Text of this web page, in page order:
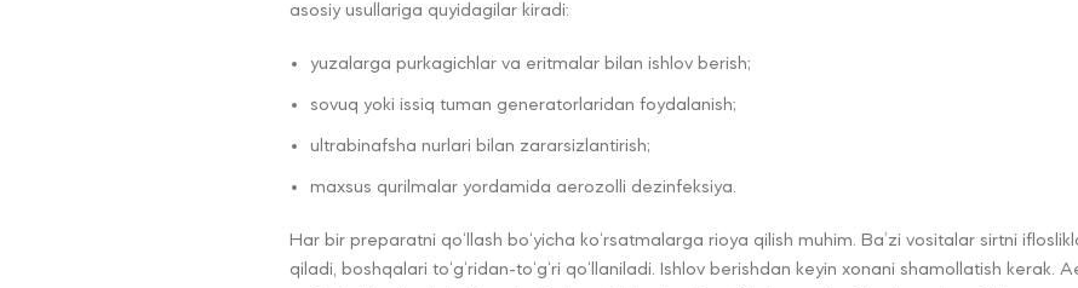
asosiy usullariga quyidagilar kiradi:
yuzalarga purkagichlar va eritmalar bilan ishlov berish;
sovuq yoki issiq tuman generatorlaridan foydalanish;
ultrabinafsha nurlari bilan zararsizlantirish;
maxsus qurilmalar yordamida aerozolli dezinfeksiya.
Har bir preparatni qo‘llash bo‘yicha ko‘rsatmalarga rioya qilish muhim. Ba’zi vositalar sirtni
qiladi, boshqalari to‘g‘ridan-to‘g‘ri qo‘llaniladi. Ishlov berishdan keyin xonani shamollatish kerak.